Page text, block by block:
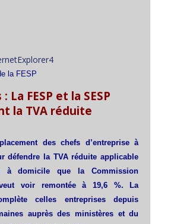
la FESP
La FESP et la SESP
la TVA réduite
des chefs d’entreprise à
défendre la TVA réduite applicable
à domicile que la Commission
veut voir remontée à 19,6 %. La
celles entreprises depuis
auprès des ministères et du